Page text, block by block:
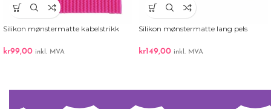
Silikon mønstermatte kabelstrikk
kr99,00 inkl. MVA
Silikon mønstermatte lang pels
kr149,00 inkl. MVA